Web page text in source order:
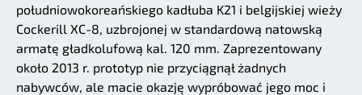
południowokoreańskiego kadłuba K21 i belgijskiej wieży
Cockerill XC-8, uzbrojonej w standardową natowską
armatę gładkolufową kal. 120 mm. Zaprezentowany
około 2013 r. prototyp nie przyciągnął żadnych
nabywców, ale macie okazję wypróbować jego moc i